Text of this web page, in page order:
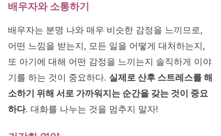
배우자와 소통하기
배우자는 분명 나와 매우 비슷한 감정을 느끼므로,
어떤 느낌을 받는지, 모든 일을 어떻게 대처하는지,
또 아기에 대해 어떤 감정을 느끼는지 솔직하게 이야
기를 하는 것이 중요하다. 실제로 산후 스트레스를 해
소하기 위해 서로 가까워지는 순간을 갖는 것이 중요
하다. 대화를 나누는 것을 멈추지 말자!